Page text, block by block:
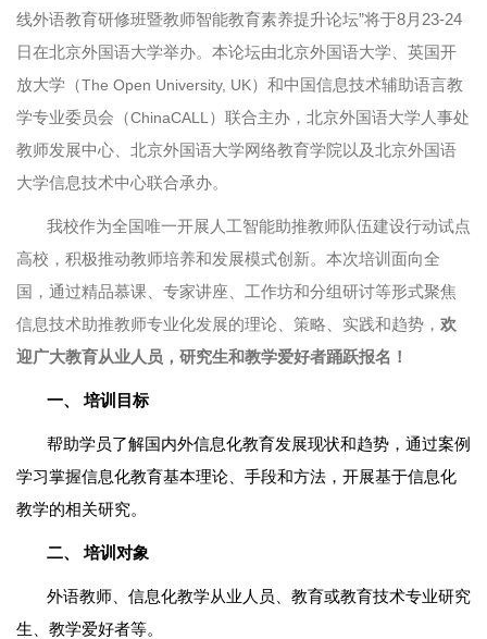
线外语教育研修班暨教师智能教育素养提升论坛”将于8月23-24
日在北京外国语大学举办。本论坛由北京外国语大学、英国开
放大学（The Open University, UK）和中国信息技术辅助语言教
学专业委员会（ChinaCALL ）联合主办，北京外国语大学人事处
教师发展中心、北京外国语大学网络教育学院以及北京外国语
大学信息技术中心联合承办。
我校作为全国唯一开展人工智能助推教师队伍建设行动试点
高校，积极推动教师培养和发展模式创新。本次培训面向全
国，通过精品慕课、专家讲座、工作坊和分组研讨等形式聚焦
信息技术助推教师专业化发展的理论、策略、实践和趋势， 欢
迎广大教育从业人员，研究生和教学爱好者踊跃报名！
一、培训目标
帮助学员了解国内外信息化教育发展现状和趋势，通过案例
学习掌握信息化教育基本理论、手段和方法，开展基于信息化
教学的相关研究。
二、培训对象
外语教师、信息化教学从业人员、教育或教育技术专业研究
生、教学爱好者等。